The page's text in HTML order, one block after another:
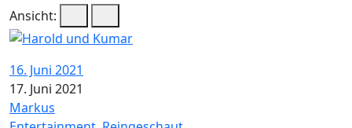
Ansicht:
16. Juni 2021
17. Juni 2021
Markus